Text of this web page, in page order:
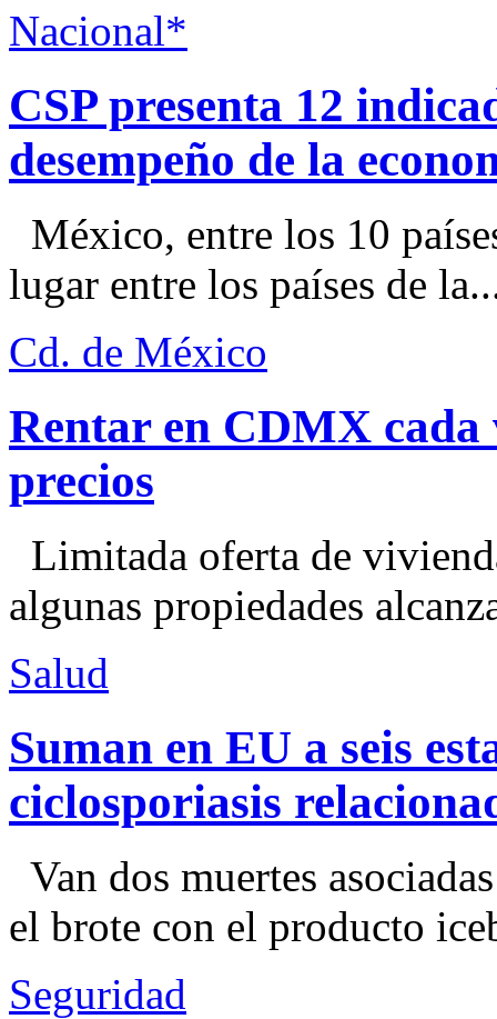
Nacional*
CSP presenta 12
desempeño de la
México, entre los 10
lugar entre los países de
Cd. de México
Rentar en CDMX cada
precios
Limitada oferta de
algunas propiedades
Salud
Suman en EU a seis
ciclosporiasis
Van dos muertes
el brote con el producto
Seguridad